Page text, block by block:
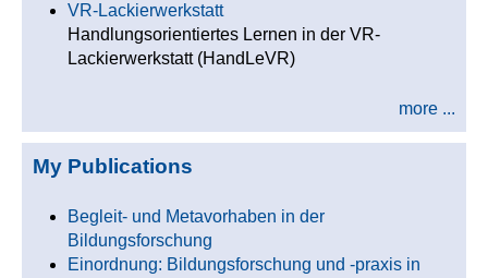
VR-Lackierwerkstatt
Handlungsorientiertes Lernen in der VR-
Lackierwerkstatt (HandLeVR)
more ...
My Publications
Begleit- und Metavorhaben in der
Bildungsforschung
Einordnung: Bildungsforschung und -praxis in